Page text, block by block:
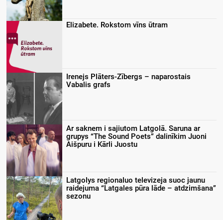
Elizabete. Rokstom vīns ūtram
Irenejs Plāters-Zībergs – naparostais
Vabalis grafs
Ar saknem i sajiutom Latgolā. Saruna ar
grupys “The Sound Poets” dalinīkim Juoni
Aišpuru i Kārli Juostu
Latgolys regionaluo televizeja suoc jaunu
raidejuma “Latgales pūra lāde – atdzimšana”
sezonu